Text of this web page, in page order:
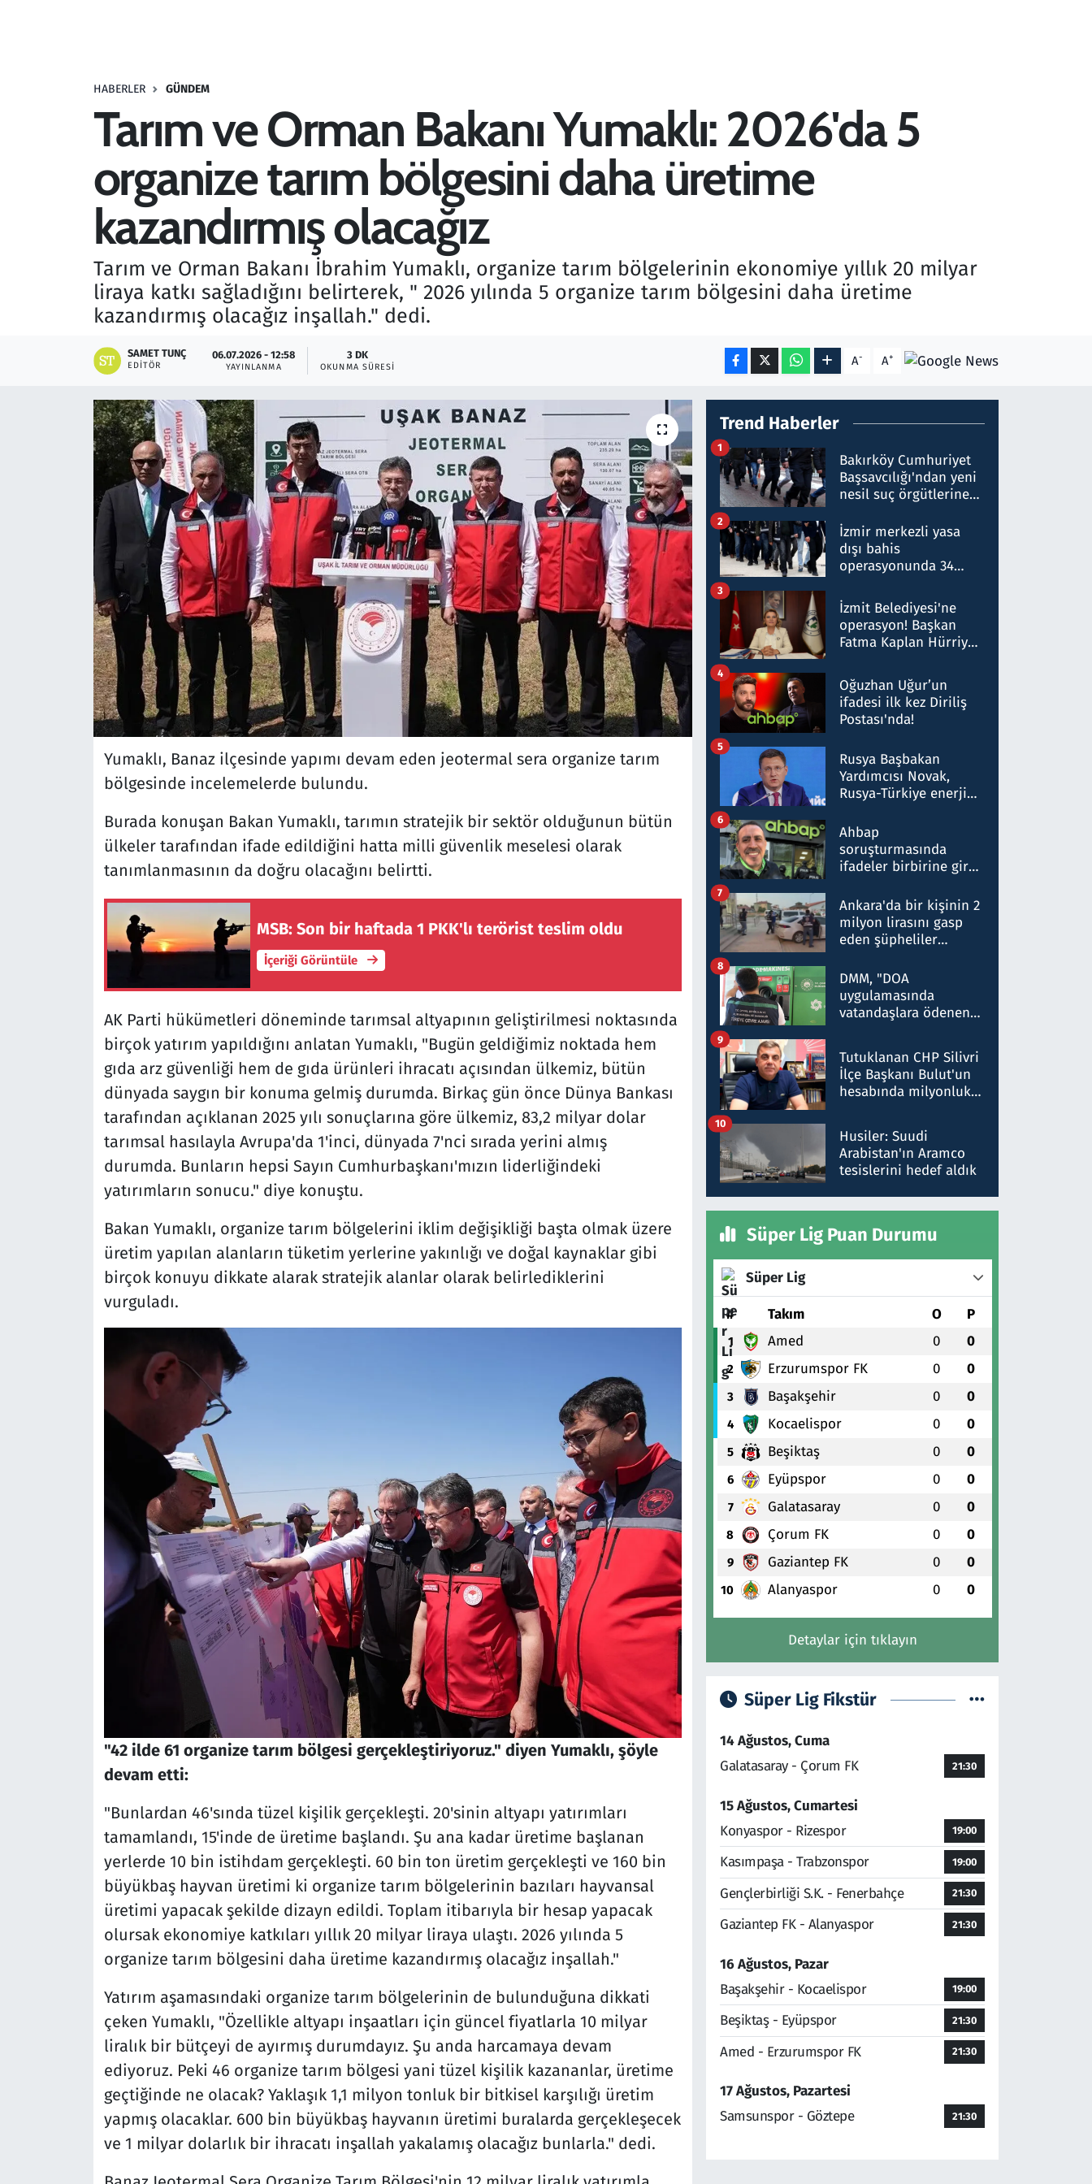
HABERLER GÜNDEM
Tarım ve Orman Bakanı Yumaklı: 2026'da 5
organize tarım bölgesini daha üretime
kazandırmış olacağız
Tarım ve Orman Bakanı İbrahim Yumaklı, organize tarım bölgelerinin ekonomiye yıllık 20 milyar
liraya katkı sağladığını belirterek, " 2026 yılında 5 organize tarım bölgesini daha üretime
kazandırmış olacağız inşallah." dedi.
SAMET TUNÇ
EDITÖR
06.07.2026 - 12:58
YAYINLANMA
3 DK
OKUNMA SÜRESI A- A+
Yumaklı, Banaz ilçesinde yapımı devam eden jeotermal sera organize tarım
bölgesinde incelemelerde bulundu.
Burada konuşan Bakan Yumaklı, tarımın stratejik bir sektör olduğunun bütün
ülkeler tarafından ifade edildiğini hatta milli güvenlik meselesi olarak
tanımlanmasının da doğru olacağını belirtti.
MSB: Son bir haftada 1 PKK'lı terörist teslim oldu
İçeriği Görüntüle
AK Parti hükümetleri döneminde tarımsal altyapının geliştirilmesi noktasında
birçok yatırım yapıldığını anlatan Yumaklı, "Bugün geldiğimiz noktada hem
gıda arz güvenliği hem de gıda ürünleri ihracatı açısından ülkemiz, bütün
dünyada saygın bir konuma gelmiş durumda. Birkaç gün önce Dünya Bankası
tarafından açıklanan 2025 yılı sonuçlarına göre ülkemiz, 83,2 milyar dolar
tarımsal hasılayla Avrupa'da 1'inci, dünyada 7'nci sırada yerini almış
durumda. Bunların hepsi Sayın Cumhurbaşkanı'mızın liderliğindeki
yatırımların sonucu." diye konuştu.
Bakan Yumaklı, organize tarım bölgelerini iklim değişikliği başta olmak üzere
üretim yapılan alanların tüketim yerlerine yakınlığı ve doğal kaynaklar gibi
birçok konuyu dikkate alarak stratejik alanlar olarak belirlediklerini
vurguladı.
"42 ilde 61 organize tarım bölgesi gerçekleştiriyoruz." diyen Yumaklı, şöyle
devam etti:
"Bunlardan 46'sında tüzel kişilik gerçekleşti. 20'sinin altyapı yatırımları
tamamlandı, 15'inde de üretime başlandı. Şu ana kadar üretime başlanan
yerlerde 10 bin istihdam gerçekleşti. 60 bin ton üretim gerçekleşti ve 160 bin
büyükbaş hayvan üretimi ki organize tarım bölgelerinin bazıları hayvansal
üretimi yapacak şekilde dizayn edildi. Toplam itibarıyla bir hesap yapacak
olursak ekonomiye katkıları yıllık 20 milyar liraya ulaştı. 2026 yılında 5
organize tarım bölgesini daha üretime kazandırmış olacağız inşallah."
Yatırım aşamasındaki organize tarım bölgelerinin de bulunduğuna dikkati
çeken Yumaklı, "Özellikle altyapı inşaatları için güncel fiyatlarla 10 milyar
liralık bir bütçeyi de ayırmış durumdayız. Şu anda harcamaya devam
ediyoruz. Peki 46 organize tarım bölgesi yani tüzel kişilik kazananlar, üretime
geçtiğinde ne olacak? Yaklaşık 1,1 milyon tonluk bir bitkisel karşılığı üretim
yapmış olacaklar. 600 bin büyükbaş hayvanın üretimi buralarda gerçekleşecek
ve 1 milyar dolarlık bir ihracatı inşallah yakalamış olacağız bunlarla." dedi.
Trend Haberler
Bakırköy Cumhuriyet
Başsavcılığı'ndan yeni
nesil suç örgütlerine
hakkında gözaltı kararı
1
İzmir merkezli yasa
dışı bahis
operasyonunda 34
Milyar liralık para
trafiği tespit edildi
2
İzmit Belediyesi'ne
operasyon! Başkan
Fatma Kaplan Hürriyet
3
Oğuzhan Uğur’un
ifadesi ilk kez Diriliş
Postası'nda!
4
Rusya Başbakan
Yardımcısı Novak,
Rusya-Türkiye enerji
nitelikte olduğunu
belirtti
5
Ahbap
soruşturmasında
ifadeler birbirine girdi:
ifadelerinden ortaya
çıkan tablo şok etti
6
Ankara'da bir kişinin 2
milyon lirasını gasp
eden şüpheliler
7
DMM, "DOA
uygulamasında
vatandaşlara ödenen
düşürüldüğü" iddiasını
yalanladı
8
Tutuklanan CHP Silivri
İlçe Başkanı Bulut'un
hesabında milyonluk
talimat verdi, ben
gönderdim
9
Husiler: Suudi
Arabistan'ın Aramco
tesislerini hedef aldık
10
Süper Lig Puan Durumu
Süper Lig
# Takım O P
1 Amed 0 0
2 Erzurumspor FK 0 0
3 Başakşehir 0 0
4 Kocaelispor 0 0
5 Beşiktaş 0 0
6 Eyüpspor 0 0
7 Galatasaray 0 0
8 Çorum FK 0 0
9 Gaziantep FK 0 0
10 Alanyaspor 0 0
Detaylar için tıklayın
Süper Lig Fikstür
14 Ağustos, Cuma
Galatasaray - Çorum FK
21:30
15 Ağustos, Cumartesi
Konyaspor - Rizespor
19:00
Kasımpaşa - Trabzonspor 19:00
Gençlerbirliği S.K. - Fenerbahçe 21:30
Gaziantep FK - Alanyaspor 21:30
16 Ağustos, Pazar
Başakşehir - Kocaelispor
19:00
Beşiktaş - Eyüpspor 21:30
Amed - Erzurumspor FK 21:30
17 Ağustos, Pazartesi
Samsunspor - Göztepe
21:30
Seçim 2023
Teknoloji ve Bilim
Televizyon